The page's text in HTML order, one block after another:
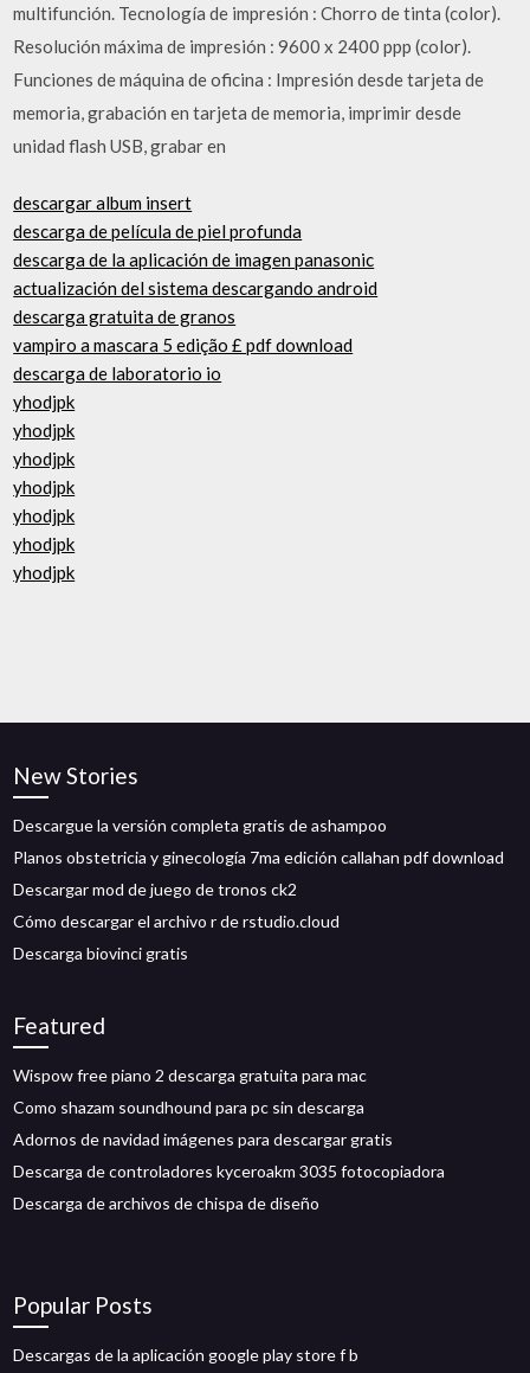
multifunción. Tecnología de impresión : Chorro de tinta (color).
Resolución máxima de impresión : 9600 x 2400 ppp (color).
Funciones de máquina de oficina : Impresión desde tarjeta de
memoria, grabación en tarjeta de memoria, imprimir desde
unidad flash USB, grabar en
descargar album insert
descarga de película de piel profunda
descarga de la aplicación de imagen panasonic
actualización del sistema descargando android
descarga gratuita de granos
vampiro a mascara 5 edição £ pdf download
descarga de laboratorio io
yhodjpk
yhodjpk
yhodjpk
yhodjpk
yhodjpk
yhodjpk
yhodjpk
New Stories
Descargue la versión completa gratis de ashampoo
Planos obstetricia y ginecología 7ma edición callahan pdf download
Descargar mod de juego de tronos ck2
Cómo descargar el archivo r de rstudio.cloud
Descarga biovinci gratis
Featured
Wispow free piano 2 descarga gratuita para mac
Como shazam soundhound para pc sin descarga
Adornos de navidad imágenes para descargar gratis
Descarga de controladores kyceroakm 3035 fotocopiadora
Descarga de archivos de chispa de diseño
Popular Posts
Descargas de la aplicación google play store f b